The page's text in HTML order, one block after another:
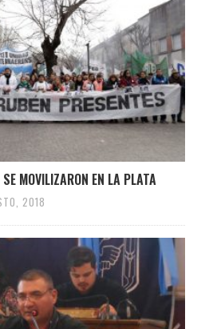
MOVILIZARON EN LA PLATA
2018